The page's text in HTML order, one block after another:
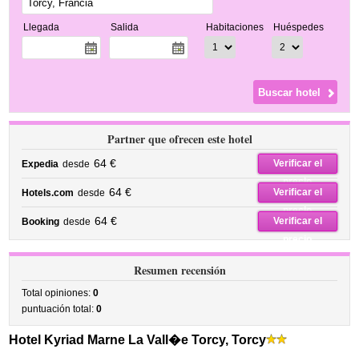
Llegada Salida Habitaciones Huéspedes
Partner que ofrecen este hotel
Expedia desde 64 €
Verificar el
precio
Hotels.com desde 64 €
Verificar el
precio
Booking desde 64 €
Verificar el
precio
Resumen recensión
Total opiniones:0
puntuación total:0
Hotel Kyriad Marne La Vall�e Torcy, Torcy